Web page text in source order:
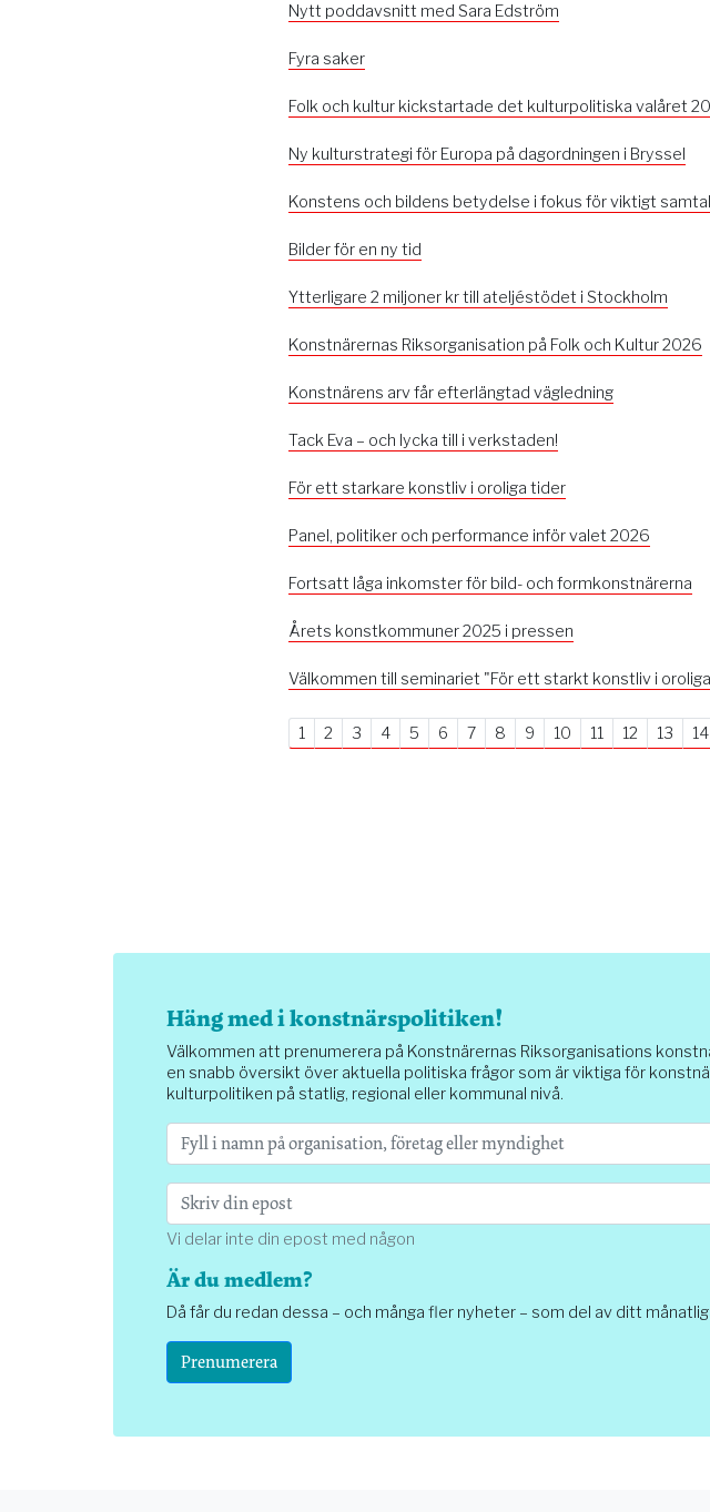
Nytt poddavsnitt med Sara Edström
Fyra saker
Folk och kultur kickstartade det kulturpolitiska valåret
Ny kulturstrategi för Europa på dagordningen i Bryssel
Konstens och bildens betydelse i fokus för viktigt
Bilder för en ny tid
Ytterligare 2 miljoner kr till ateljéstödet i Stockholm
Konstnärernas Riksorganisation på Folk och Kultur 2026
Konstnärens arv får efterlängtad vägledning
Tack Eva – och lycka till i verkstaden!
För ett starkare konstliv i oroliga tider
Panel, politiker och performance inför valet 2026
Fortsatt låga inkomster för bild- och formkonstnärerna
Årets konstkommuner 2025 i pressen
Välkommen till seminariet "För ett starkt konstliv i
1 2 3 4 5 6 7 8 9 10 11 12 13 14
Häng med i konstnärspolitiken!
Välkommen att prenumerera på Konstnärernas Riksorganisations
en snabb översikt över aktuella politiska frågor som är viktiga för
kulturpolitiken på statlig, regional eller kommunal nivå.
Vi delar inte din epost med någon
Är du medlem?
Då får du redan dessa – och många fler nyheter – som del av ditt
Prenumerera